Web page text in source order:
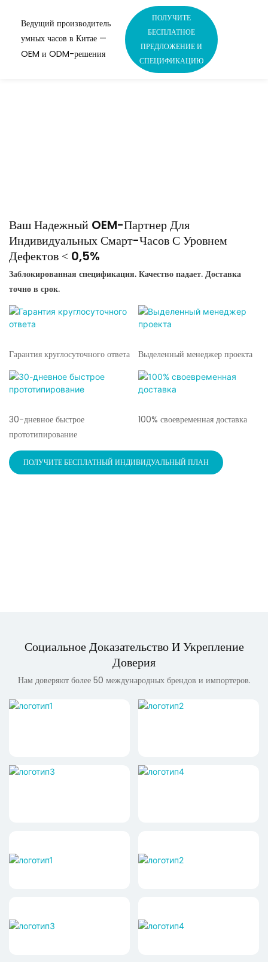
Ведущий производитель
умных часов в Китае —
OEM и ODM-решения
ПОЛУЧИТЕ
БЕСПЛАТНОЕ
ПРЕДЛОЖЕНИЕ И
СПЕЦИФИКАЦИЮ
Ваш Надежный OEM-Партнер Для
Индивидуальных Смарт-Часов С Уровнем
Дефектов < 0,5%
Заблокированная спецификация. Качество падает. Доставка
точно в срок.
Гарантия круглосуточного ответа Выделенный менеджер проекта
30-дневное быстрое
прототипирование
100% своевременная доставка
ПОЛУЧИТЕ БЕСПЛАТНЫЙ ИНДИВИДУАЛЬНЫЙ ПЛАН
Социальное Доказательство И Укрепление
Доверия
Нам доверяют более 50 международных брендов и импортеров.